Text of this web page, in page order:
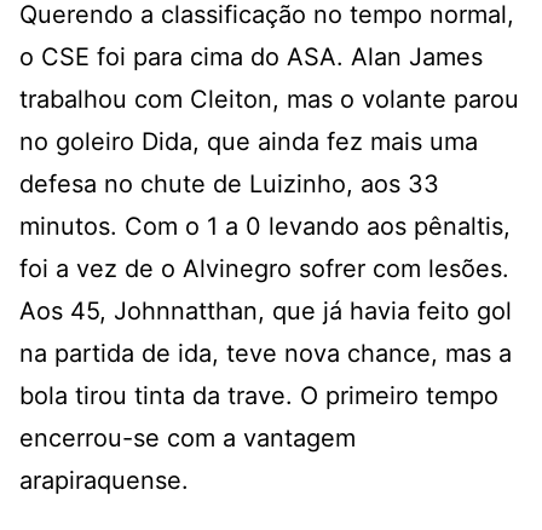
Querendo a classificação no tempo normal,
o CSE foi para cima do ASA. Alan James
trabalhou com Cleiton, mas o volante parou
no goleiro Dida, que ainda fez mais uma
defesa no chute de Luizinho, aos 33
minutos. Com o 1 a 0 levando aos pênaltis,
foi a vez de o Alvinegro sofrer com lesões.
Aos 45, Johnnatthan, que já havia feito gol
na partida de ida, teve nova chance, mas a
bola tirou tinta da trave. O primeiro tempo
encerrou-se com a vantagem
arapiraquense.